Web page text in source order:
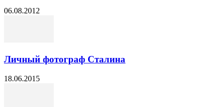
06.08.2012
Личный фотограф Сталина
18.06.2015